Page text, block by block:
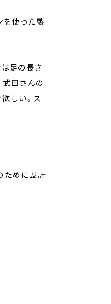
を使った製
足の長さ
田さんの
しい。ス
ために設計